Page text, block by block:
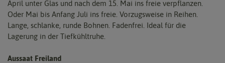
April unter Glas und nach dem 15. Mai ins freie verpflanzen.
Oder Mai bis Anfang Juli ins freie. Vorzugsweise in Reihen.
Lange, schlanke, runde Bohnen. Fadenfrei. Ideal für die
Lagerung in der Tiefkühltruhe.
Aussaat Freiland